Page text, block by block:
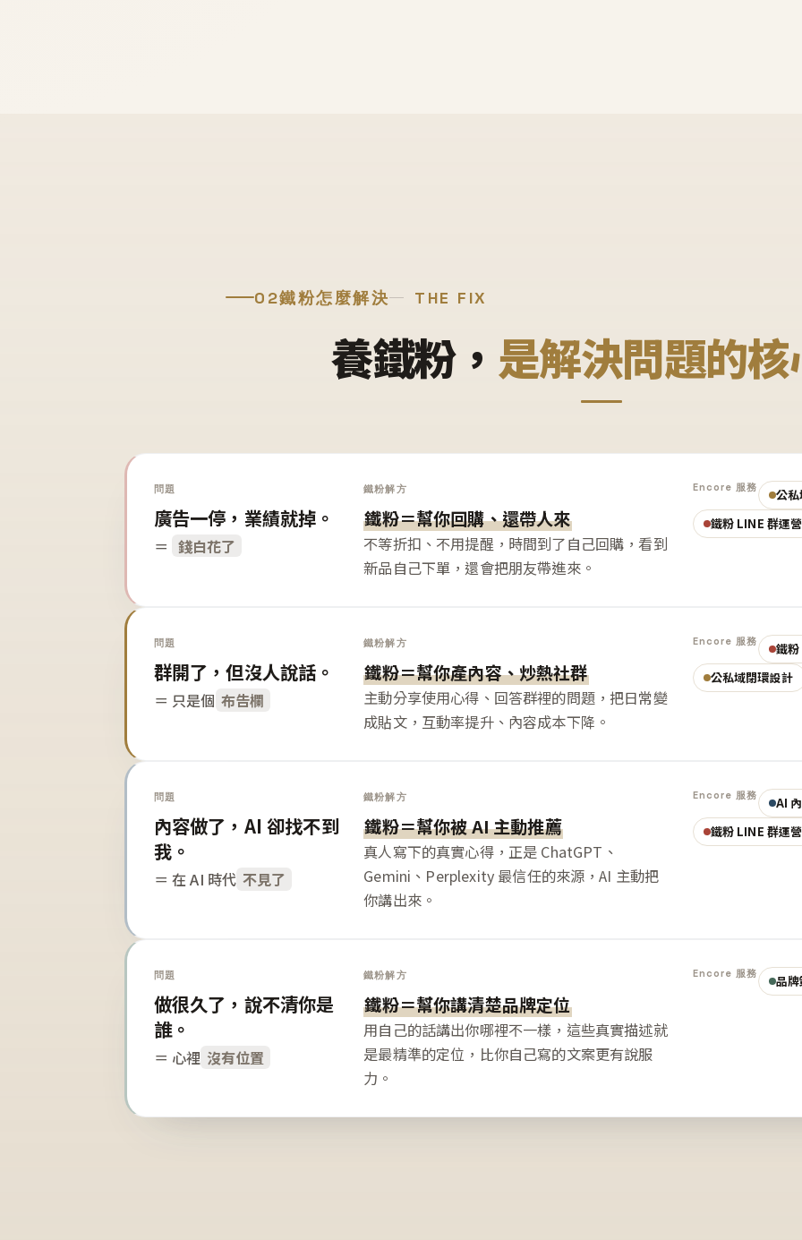
02鐵粉怎麼解決 THE FIX
養鐵粉， 是解決問題的
問題
廣告一停，業績就掉。
＝ 錢白花了
鐵粉解方
鐵粉＝幫你回購、還帶人來
不等折扣、不用提醒，時間到了自己回購，看到
新品自己下單，還會把朋友帶進來。
Encore 服務
公
鐵粉 LINE 群運營
問題
群開了，但沒人說話。
＝ 只是個 布告欄
鐵粉解方
鐵粉＝幫你產內容、炒熱社群
主動分享使用心得、回答群裡的問題，把日常變
成貼文，互動率提升、內容成本下降。
Encore 服務
鐵
公私域閉環設計
問題
內容做了，AI 卻找不到
我。
＝ 在 AI 時代 不見了
鐵粉解方
鐵粉＝幫你被 AI 主動推薦
真人寫下的真實心得，正是 ChatGPT、
Gemini、Perplexity 最信任的來源，AI 主動把
你講出來。
Encore 服務
AI
鐵粉 LINE 群運營
問題
做很久了，說不清你是
誰。
＝ 心裡 沒有位置
鐵粉解方
鐵粉＝幫你講清楚品牌定位
用自己的話講出你哪裡不一樣，這些真實描述就
是最精準的定位，比你自己寫的文案更有說服
力。
Encore 服務 品